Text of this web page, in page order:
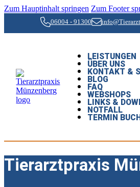
Zum Hauptinhalt springen Zum Footer
06004 - 91300
LEISTUNGEN
ÜBER UNS
KONTAKT &
BLOG
FAQ
WEBSHOPS
LINKS &
NOTFALL
TERMIN
Tierarztpraxis